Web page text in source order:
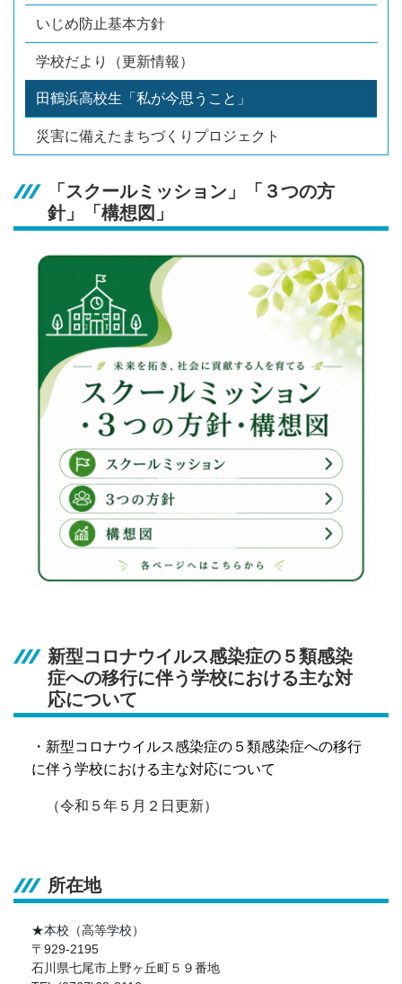
いじめ防止基本方針
学校だより（更新情報）
田鶴浜高校生「私が今思うこと」
災害に備えたまちづくりプロジェクト
「スクールミッション」「３つの方
針」「構想図」
新型コロナウイルス感染症の５類感染
症への移行に伴う学校における主な対
応について
・ 新型コロナウイルス感染症の５類感染症への移行
に伴う学校における主な対応について
（令和５年５月２日更新）
所在地
★本校（高等学校）
〒929-2195
石川県七尾市上野ヶ丘町５９番地